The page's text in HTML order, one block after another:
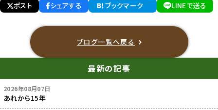
ポスト
シェアする ブックマーク LINEで送る
ブログ一覧へ戻る
最新の記事
2026年08月07日
あれから15年